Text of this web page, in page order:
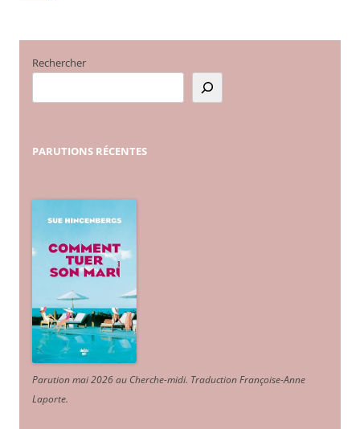
Rechercher
PARUTIONS RÉCENTES
Parution mai 2026 au Cherche-midi. Traduction Françoise-Anne
Laporte.